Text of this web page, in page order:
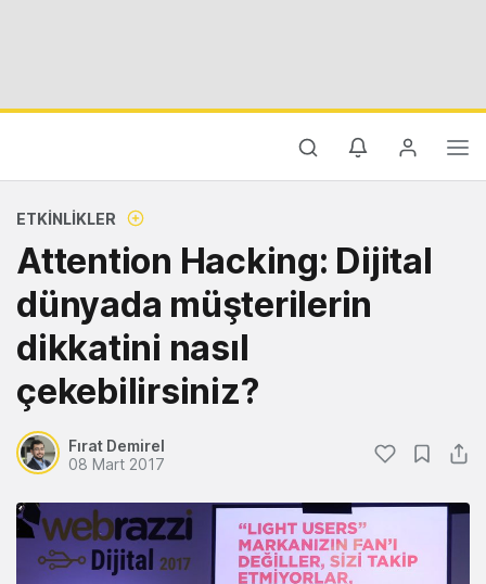
ETKINLIKLER
Attention Hacking: Dijital
dünyada müşterilerin
dikkatini nasıl
çekebilirsiniz?
Fırat Demirel
08 Mart 2017